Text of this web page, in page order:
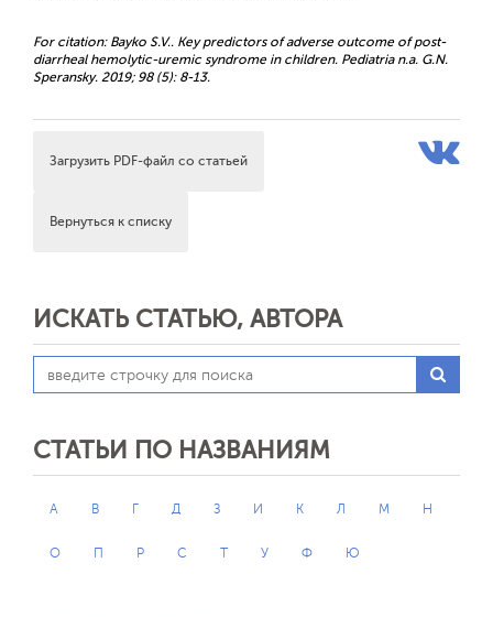
For citation: Bayko S.V.. Key predictors of adverse outcome of post-
diarrheal hemolytic-uremic syndrome in children. Pediatria n.a. G.N.
Speransky. 2019; 98 (5): 8-13.
Загрузить PDF-файл со статьей
Вернуться к списку
ИСКАТЬ СТАТЬЮ, АВТОРА
СТАТЬИ ПО НАЗВАНИЯМ
А В Г Д З И К Л М Н
О П Р С Т У Ф Ю